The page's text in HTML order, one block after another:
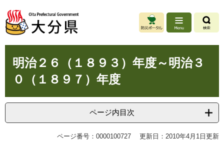
ジ
先
ュ
を
本
へ
明治２６（１８９３）年度～明治３
０（１８９７）年度
ページ内目次
ページ番号：0000100727 更新日：2010年4月1日更新